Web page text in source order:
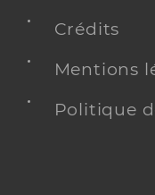
Crédits
Mentions
Politique